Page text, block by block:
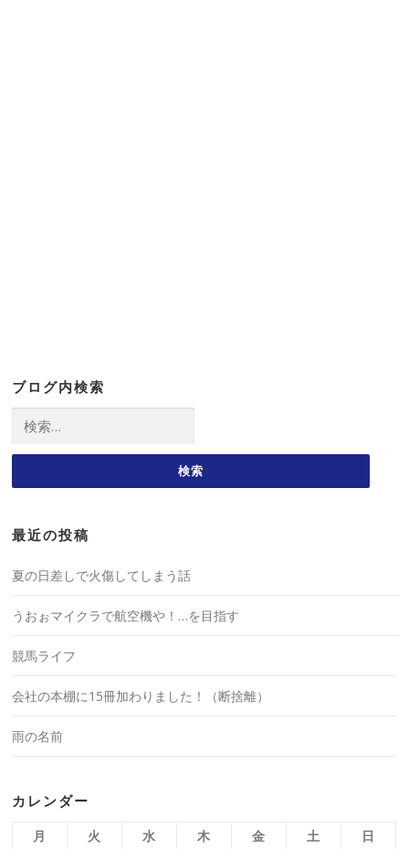
ブログ内検索
索:
最近の投稿
夏の日差しで火傷してしまう話
うおぉマイクラで航空機や！…を目指す
競馬ライフ
会社の本棚に15冊加わりました！（断捨離）
雨の名前
カレンダー
月 火 水 木 金 土 日